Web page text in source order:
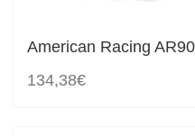
American Racing
134,38€